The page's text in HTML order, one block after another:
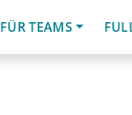
FÜR TEAMS